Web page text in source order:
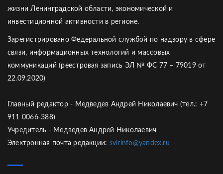
жизни Ленинградской области, экономической и
инвестиционной активности в регионе.
Зарегистрировано Федеральной службой по надзору в сфере
связи, информационных технологий и массовых
коммуникаций (реестровая запись ЭЛ № ФС 77 – 79019 от
22.09.2020)
Главный редактор - Медведев Андрей Николаевич (тел.: +7
911 0066-388)
Учредитель - Медведев Андрей Николаевич
Электронная почта редакции: svirinfo@yandex.ru